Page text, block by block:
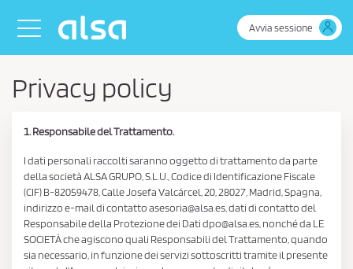
Skip to Main Content
Toggle navigation
Avvia sessione
Privacy policy
1. Responsabile del Trattamento.
I dati personali raccolti saranno oggetto di trattamento da parte
della società ALSA GRUPO, S.L.U., Codice di Identificazione Fiscale
(CIF) B-82059478, Calle Josefa Valcárcel, 20, 28027, Madrid, Spagna,
indirizzo e-mail di contatto asesoria@alsa.es, dati di contatto del
Responsabile della Protezione dei Dati dpo@alsa.es, nonché da LE
SOCIETÀ che agiscono quali Responsabili del Trattamento, quando
sia necessario, in funzione dei servizi sottoscritti tramite il presente